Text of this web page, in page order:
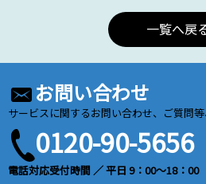
一覧へ戻
お問い合わせ
サービスに関するお問い合わせ、ご質問
0120-90-5656
電話対応受付時間 ／ 平日 9：00～18：00